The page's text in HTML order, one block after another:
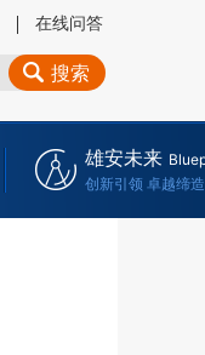
在线问答
搜索
雄安未来
创新引领 卓越缔造